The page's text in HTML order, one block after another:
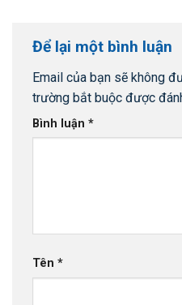
Để lại một bình luận
Email của bạn sẽ không
trường bắt buộc được
Bình luận *
Tên *